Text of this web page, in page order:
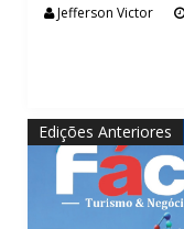
Jefferson Victor
Edições Anteriores